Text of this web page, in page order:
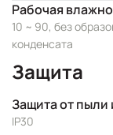
Рабочая
10 ~ 90, без
конденсата
Защита
Защита от пыли
IP30